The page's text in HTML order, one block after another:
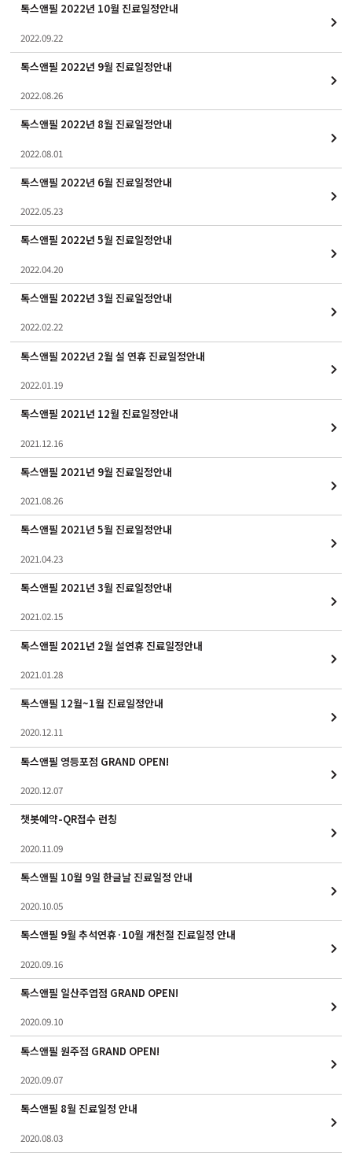
톡스앤필 2022년 10월 진료일정안내
2022.09.22
톡스앤필 2022년 9월 진료일정안내
2022.08.26
톡스앤필 2022년 8월 진료일정안내
2022.08.01
톡스앤필 2022년 6월 진료일정안내
2022.05.23
톡스앤필 2022년 5월 진료일정안내
2022.04.20
톡스앤필 2022년 3월 진료일정안내
2022.02.22
톡스앤필 2022년 2월 설 연휴 진료일정안내
2022.01.19
톡스앤필 2021년 12월 진료일정안내
2021.12.16
톡스앤필 2021년 9월 진료일정안내
2021.08.26
톡스앤필 2021년 5월 진료일정안내
2021.04.23
톡스앤필 2021년 3월 진료일정안내
2021.02.15
톡스앤필 2021년 2월 설연휴 진료일정안내
2021.01.28
톡스앤필 12월~1월 진료일정안내
2020.12.11
톡스앤필 영등포점 GRAND OPEN!
2020.12.07
챗봇예약-QR접수 런칭
2020.11.09
톡스앤필 10월 9일 한글날 진료일정 안내
2020.10.05
톡스앤필 9월 추석연휴·10월 개천절 진료일정 안내
2020.09.16
톡스앤필 일산주엽점 GRAND OPEN!
2020.09.10
톡스앤필 원주점 GRAND OPEN!
2020.09.07
톡스앤필 8월 진료일정 안내
2020.08.03